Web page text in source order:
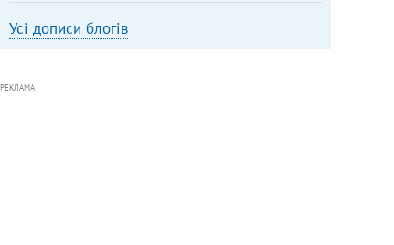
Усі дописи блогів
РЕКЛАМА